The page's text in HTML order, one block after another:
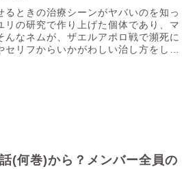
るときの治療シーンがヤバいのを知っ
リの研究で作り上げた個体であり、マ
んなネムが、ザエルアポロ戦で瀕死に
セリフからいかがわしい治し方をして
(何巻)から？メンバー全員の